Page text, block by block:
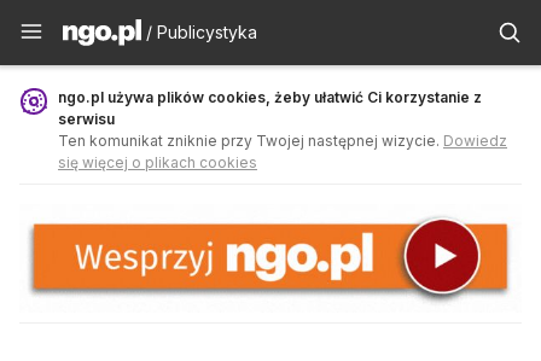
Publicystyka - ngo.pl
/ Publicystyka
ngo.pl używa plików cookies, żeby ułatwić Ci korzystanie z
serwisu
Ten komunikat zniknie przy Twojej następnej wizycie. Dowiedz
się więcej o plikach cookies